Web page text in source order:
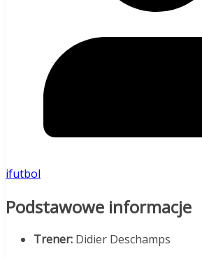
ifutbol
Podstawowe informacje
Trener: Didier Deschamps